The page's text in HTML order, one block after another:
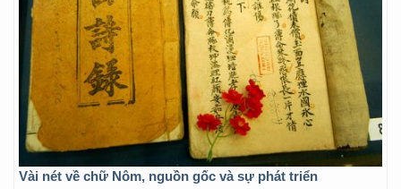
Vài nét về chữ Nôm, nguồn gốc và sự phát triển